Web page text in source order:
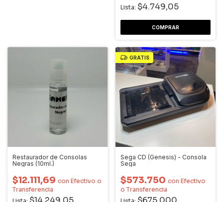
Lista: $4.749,05
Restaurador de Consolas
Negras (10ml.)
$12.111,69 con Efectivo o
Transferencia
GRATIS
Sega CD (Genesis) - Consola
Sega
$573.750 con Efectivo
o Transferencia